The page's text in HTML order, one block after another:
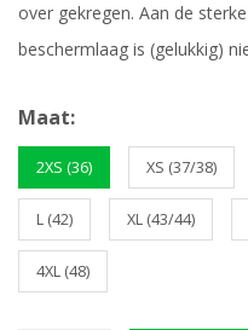
over gekregen. Aan de
beschermlaag is (gelukkig)
Maat:
2XS (36) XS (37/38)
L (42) XL (43/44)
4XL (48)